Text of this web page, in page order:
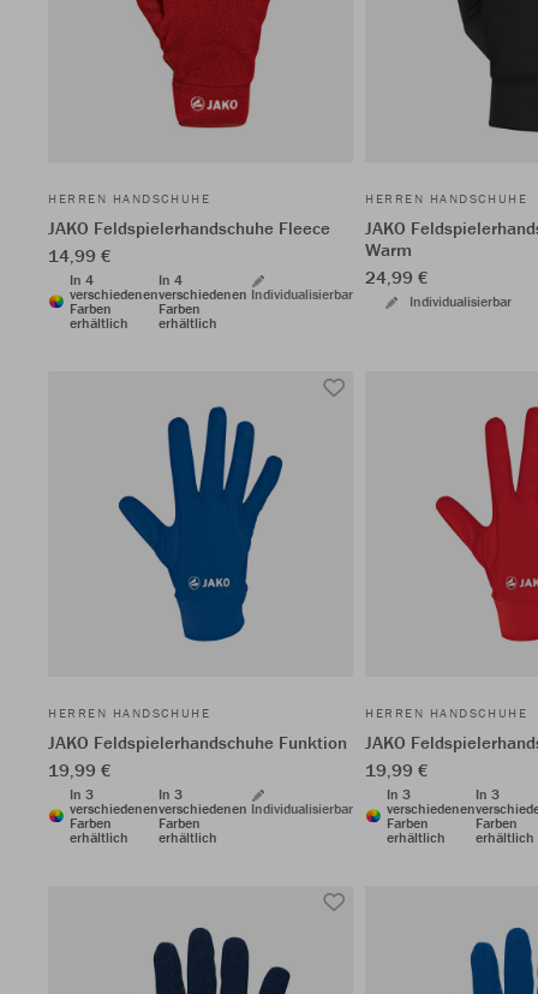
HERREN HANDSCHUHE
JAKO Feldspielerhandschuhe Fleece
14,99 €
In 4
verschiedenen
Farben
erhältlich
In 4
verschiedenen
Farben
erhältlich
Individualisierbar
HERREN HANDSCHUHE
JAKO
Warm
24,99 €
Individualisierbar
HERREN HANDSCHUHE
JAKO Feldspielerhandschuhe Funktion
19,99 €
In 3
verschiedenen
Farben
erhältlich
In 3
verschiedenen
Farben
erhältlich
Individualisierbar
HERREN HANDSCHUHE
JAKO
19,99 €
In 3
verschiedenen
Farben
erhältlich
In 3
Farben
erhältlich